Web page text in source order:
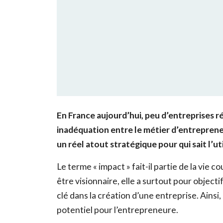
En France aujourd’hui, peu d’entreprises
inadéquation entre le métier
un réel atout stratégique pour qui sait
Le terme « impact » fait-il partie de la vie
être visionnaire, elle a surtout pour
clé dans la création d’une entreprise.
potentiel pour l’entrepreneure.